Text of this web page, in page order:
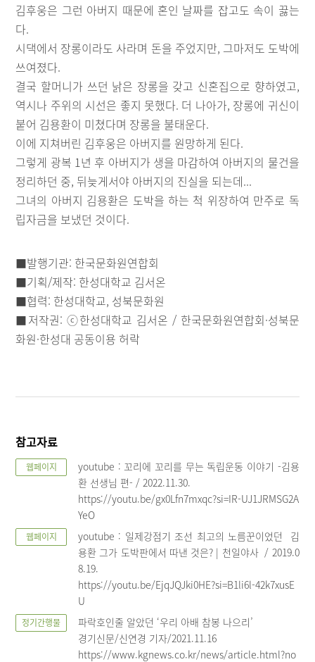
김후웅은 그런 아버지 때문에 혼인 날짜를 잡고도 속이 끓는
다.
시댁에서 장롱이라도 사라며 돈을 주었지만, 그마저도 도박에
쓰여졌다.
결국 할머니가 쓰던 낡은 장롱을 갖고 신혼집으로 향하였고,
역시나 주위의 시선은 좋지 못했다. 더 나아가, 장롱에 귀신이
붙어 김용환이 미쳤다며 장롱을 불태운다.
이에 지쳐버린 김후웅은 아버지를 원망하게 된다.
그렇게 광복 1년 후 아버지가 생을 마감하여 아버지의 물건을
정리하던 중, 뒤늦게서야 아버지의 진실을 되는데...
그녀의 아버지 김용환은 도박을 하는 척 위장하여 만주로 독
립자금을 보냈던 것이다.
■발행기관: 한국문화원연합회
■기획/제작: 한성대학교 김서온
■협력: 한성대학교, 성북문화원
■저작권: ⓒ한성대학교 김서온 / 한국문화원연합회·성북문
화원·한성대 공동이용 허락
참고자료
웹페이지
youtube : 꼬리에 꼬리를 무는 독립운동 이야기 -김용
환 선생님 편- / 2022.11.30.
https://youtu.be/gx0Lfn7mxqc?si=IR-UJ1JRMSG2A
YeO
웹페이지
youtube : 일제강점기 조선 최고의 노름꾼이었던 김
용환 그가 도박판에서 따낸 것은? | 천일야사 / 2019.0
8.19.
https://youtu.be/EjqJQJki0HE?si=B1li6l-42k7xusE
U
정기간행물
파락호인줄 알았던 ‘우리 아배 참봉 나으리’
경기신문/신연경 기자/2021.11.16
https://www.kgnews.co.kr/news/article.html?no